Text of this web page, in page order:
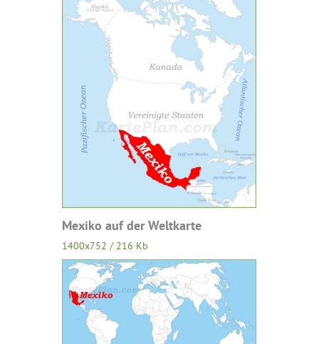
Mexiko auf der Weltkarte
1400x752 / 216 Kb